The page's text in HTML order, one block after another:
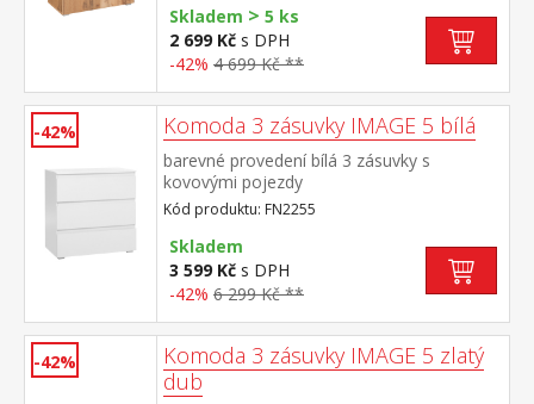
Skladem > 5 ks
2 699 Kč s DPH
-42% 4 699 Kč **
-42% Komoda 3 zásuvky IMAGE 5 bílá
barevné provedení bílá 3 zásuvky s
kovovými pojezdy
Kód produktu: FN2255
Skladem
3 599 Kč s DPH
-42% 6 299 Kč **
-42%
Komoda 3 zásuvky IMAGE 5 zlatý
dub